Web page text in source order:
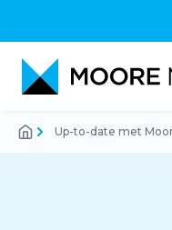
Up-to-date met